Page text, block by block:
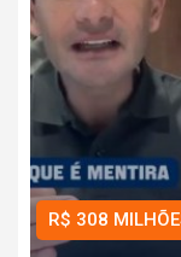
R$ 308